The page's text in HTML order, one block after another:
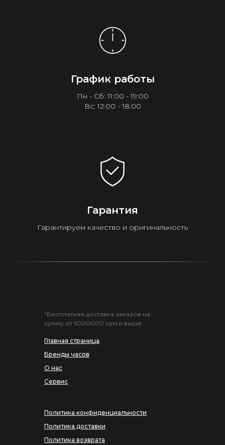
График работы
Пн - Сб: 11:00 - 19:00
Вс: 12:00 - 18:00
Гарантия
Гарантируем качество и оригинальность
Главная страница
Бренды часов
О нас
Сервис
¹Бесплатная доставка заказов на
сумму от 5000000 сум и выше.
Политика конфиденциальности
Политика доставки
Политика возврата